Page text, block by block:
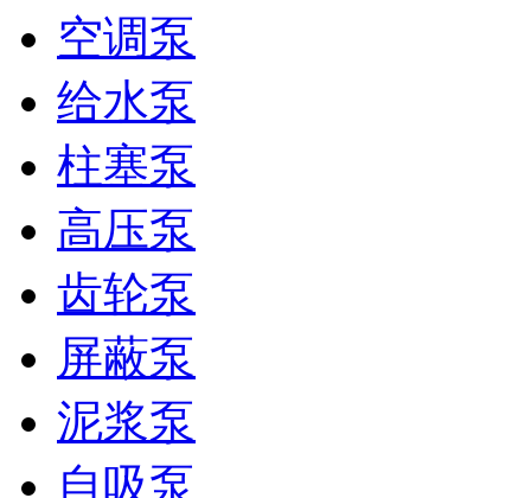
空调泵
给水泵
柱塞泵
高压泵
齿轮泵
屏蔽泵
泥浆泵
自吸泵